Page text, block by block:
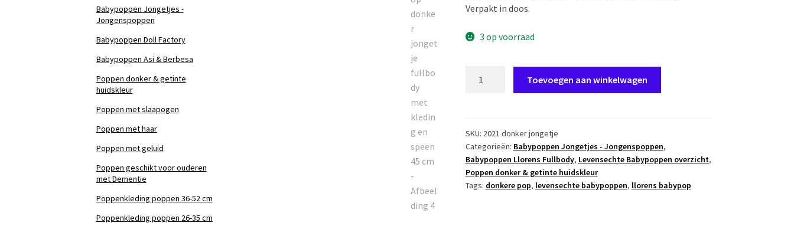
Verpakt in doos.
3 op voorraad
donker
jongetje
fullbody
met
kleding
Toevoegen aan winkelwagen
SKU: 2021 donker jongetje
Categorieën: Babypoppen Jongetjes - Jongenspoppen,
Babypoppen Llorens Fullbody, Levensechte Babypoppen overzicht,
Poppen donker & getinte huidskleur
Tags: donkere pop, levensechte babypoppen, llorens babypop
Babypoppen Jongetjes -
Jongenspoppen
Babypoppen Doll Factory
Babypoppen Asi & Berbesa
Poppen donker & getinte
huidskleur
Poppen met slaapogen
Poppen met haar
Poppen met geluid
Poppen geschikt voor ouderen
met Dementie
Poppenkleding poppen 36-52 cm
Poppenkleding poppen 26-35 cm